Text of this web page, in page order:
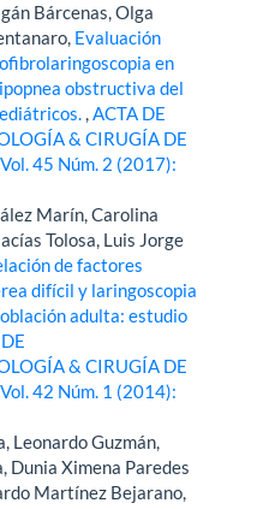
Bárcenas, Olga
Evaluación
en
obstructiva del
,ACTA DE
& CIRUGÍA DE
45 Núm. 2 (2017):
Marín, Carolina
Tolosa, Luis Jorge
de factores
difícil y laringoscopia
adulta: estudio
& CIRUGÍA DE
42 Núm. 1 (2014):
Leonardo Guzmán,
Dunia Ximena Paredes
Martínez Bejarano,